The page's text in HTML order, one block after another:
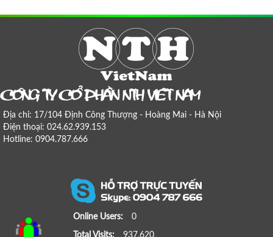
COÂNG TY COÅ PHAÀN NTH VIEÄT NAM
Địa chỉ: 17/104 Định Công Thượng - Hoàng Mai - Hà Nội
Điện thoại: 024.62.939.153
Hotline: 0904.787.666
Online Users: 0
Total Visits: 937,620